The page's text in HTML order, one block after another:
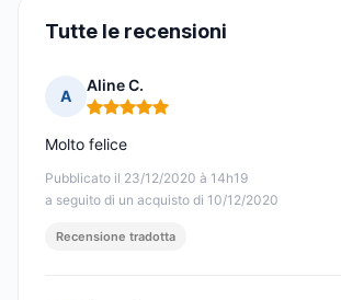
Tutte le recensioni
A
Aline C.
Nota: 5 su 5
Pubblicato il 23/12/2020 à 14h19
a seguito di un acquisto di 10/12/2020
Molto felice
Recensione tradotta